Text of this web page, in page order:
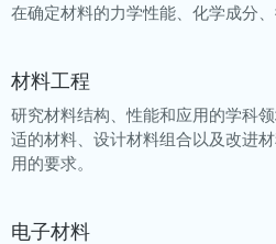
在确定材料的力学性能、化学成分、
材料工程
研究材料结构、性能和应用的学科
适的材料、设计材料组合以及改进
用的要求。
电子材料